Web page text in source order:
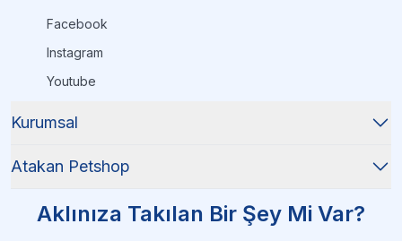
Facebook
Instagram
Youtube
Kurumsal
Atakan Petshop
Aklınıza Takılan Bir Şey Mi Var?